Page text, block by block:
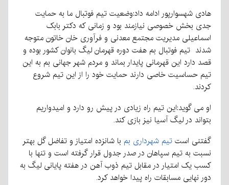
هادی شهسوارپور ادامه داد:وضعیت تیم فوتبال ما به حمایت
جدی بخش خصوصی نیازمند بود و زمانی که دکتر بابک
اسماعیلی مدیریت مجتمع معدنی و فرآوری خان خاتون متوجه
شدند تیم فوتبال بم هفت دوره قهرمان لیگ بانوان کشور بوده و
قصد دارد این قهرمانی پایدار بماند و مردم شهر جهانی بم به این
تیم حساسیت خاصی دارند حمایت خود را از این تیم شروع
کردند.
او می گوید:این تیم راه زیادی در پیش رو دارد و امیدواریم
بتواند در لیگ آسیا نیز بازی کند.
گفتنی است تیم شهرداری بم با شانزده امتیاز و تفاضل گل بهتر
نسبت به تیم سپاهان در صدر جدول قرار گرفته است و تنها با
کسب یک امتیار در مقابل تیم ذوب آهن در هفته پایانی لیگ به
دور نهایی مسابقات راه پیدا خواهد کرد.